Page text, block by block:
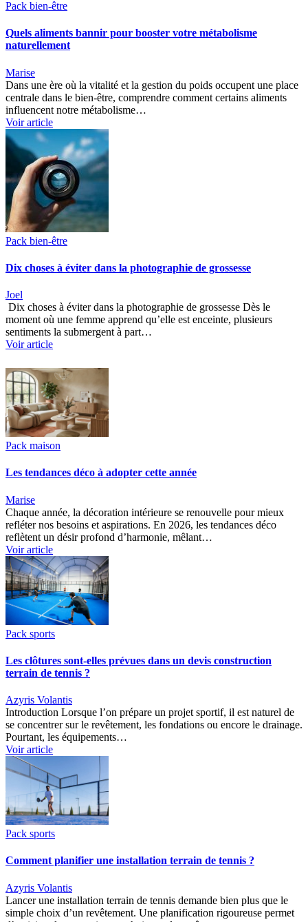
Pack bien-être
Quels aliments bannir pour booster votre métabolisme
naturellement
Marise
Dans une ère où la vitalité et la gestion du poids occupent une place
centrale dans le bien-être, comprendre comment certains aliments
influencent notre métabolisme…
Voir article
Pack bien-être
Dix choses à éviter dans la photographie de grossesse
Joel
Dix choses à éviter dans la photographie de grossesse Dès le
moment où une femme apprend qu’elle est enceinte, plusieurs
sentiments la submergent à part…
Voir article
Pack maison
Les tendances déco à adopter cette année
Marise
Chaque année, la décoration intérieure se renouvelle pour mieux
refléter nos besoins et aspirations. En 2026, les tendances déco
reflètent un désir profond d’harmonie, mêlant…
Voir article
Pack sports
Les clôtures sont-elles prévues dans un devis construction
terrain de tennis ?
Azyris Volantis
Introduction Lorsque l’on prépare un projet sportif, il est naturel de
se concentrer sur le revêtement, les fondations ou encore le drainage.
Pourtant, les équipements…
Voir article
Pack sports
Comment planifier une installation terrain de tennis ?
Azyris Volantis
Lancer une installation terrain de tennis demande bien plus que le
simple choix d’un revêtement. Une planification rigoureuse permet